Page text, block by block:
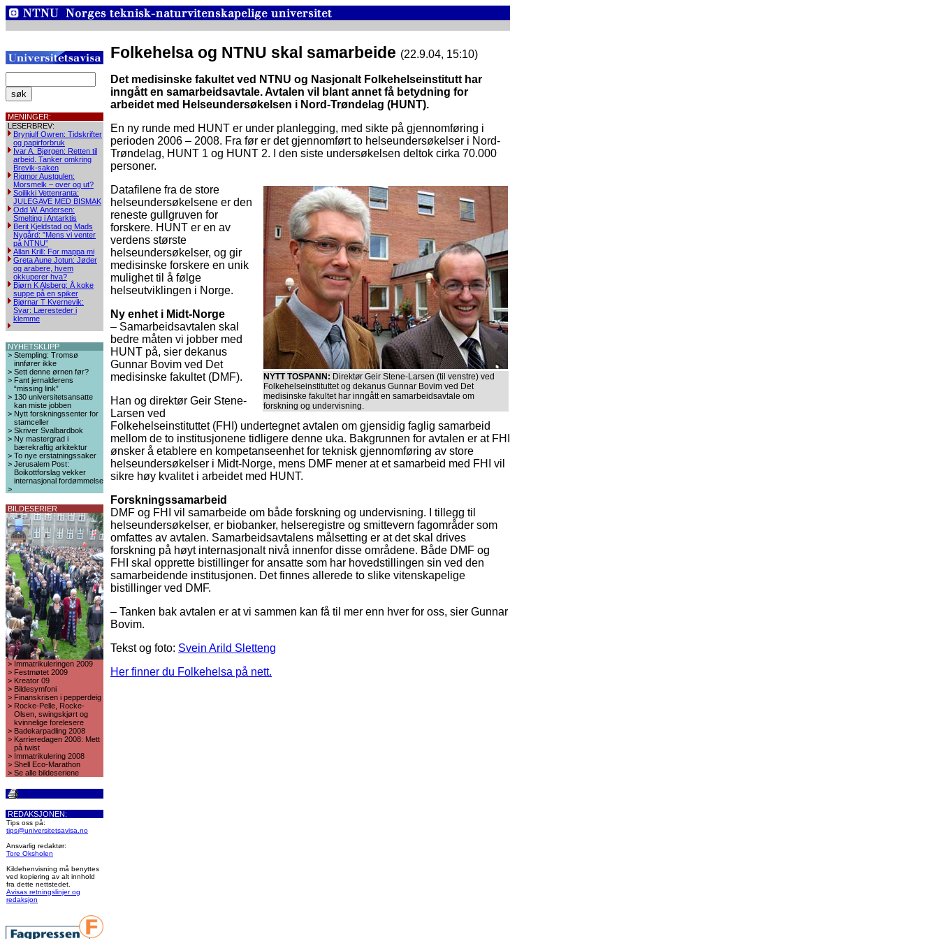
MENINGER:
LESERBREV:
Brynjulf Owren: Tidskrifter
og papirforbruk
Ivar A. Bjørgen: Retten til
arbeid. Tanker omkring
Brevik-saken
Rigmor Austgulen:
Morsmelk – over og ut?
Soilikki Vettenranta:
JULEGAVE MED BISMAK
Odd W. Andersen:
Smelting i Antarktis
Berit Kjeldstad og Mads
Nygård: ”Mens vi venter
på NTNU”
Allan Krill: For mappa mi
Greta Aune Jotun: Jøder
og arabere, hvem
okkuperer hva?
Bjørn K Alsberg: Å koke
suppe på en spiker
Bjørnar T Kvernevik:
Svar: Læresteder i
klemme
NYHETSKLIPP
> Stempling: Tromsø
innfører ikke
> Sett denne ørnen før?
> Fant jernalderens
“missing link”
> 130 universitetsansatte
kan miste jobben
> Nytt forskningssenter for
stamceller
> Skriver Svalbardbok
> Ny mastergrad i
bærekraftig arkitektur
> To nye erstatningssaker
> Jerusalem Post:
Boikottforslag vekker
internasjonal fordømmelse
>
BILDESERIER
> Immatrikuleringen 2009
> Festmøtet 2009
> Kreator 09
> Bildesymfoni
> Finanskrisen i pepperdeig
> Rocke-Pelle, Rocke-
Olsen, swingskjørt og
kvinnelige forelesere
> Badekarpadling 2008
> Karrieredagen 2008: Mett
på twist
> Immatrikulering 2008
> Shell Eco-Marathon
> Se alle bildeseriene
REDAKSJONEN:
Tips oss på:
tips@universitetsavisa.no
Ansvarlig redaktør:
Tore Oksholen
Kildehenvisning må benyttes
ved kopiering av alt innhold
fra dette nettstedet.
Avisas retningslinjer og
redaksjon
Folkehelsa og NTNU skal samarbeide (22.9.04, 15:10)
Det medisinske fakultet ved NTNU og Nasjonalt Folkehelseinstitutt har
inngått en samarbeidsavtale. Avtalen vil blant annet få betydning for
arbeidet med Helseundersøkelsen i Nord-Trøndelag (HUNT).
En ny runde med HUNT er under planlegging, med sikte på gjennomføring i
perioden 2006 – 2008. Fra før er det gjennomført to helseundersøkelser i Nord-
Trøndelag, HUNT 1 og HUNT 2. I den siste undersøkelsen deltok cirka 70.000
personer.
NYTT TOSPANN: Direktør Geir Stene-Larsen (til venstre) ved
Folkehelseinstituttet og dekanus Gunnar Bovim ved Det
medisinske fakultet har inngått en samarbeidsavtale om
forskning og undervisning.
Datafilene fra de store
helseundersøkelsene er den
reneste gullgruven for
forskere. HUNT er en av
verdens største
helseundersøkelser, og gir
medisinske forskere en unik
mulighet til å følge
helseutviklingen i Norge.
Ny enhet i Midt-Norge
– Samarbeidsavtalen skal
bedre måten vi jobber med
HUNT på, sier dekanus
Gunnar Bovim ved Det
medisinske fakultet (DMF).
Han og direktør Geir Stene-
Larsen ved
Folkehelseinstituttet (FHI) undertegnet avtalen om gjensidig faglig samarbeid
mellom de to institusjonene tidligere denne uka. Bakgrunnen for avtalen er at FHI
ønsker å etablere en kompetanseenhet for teknisk gjennomføring av store
helseundersøkelser i Midt-Norge, mens DMF mener at et samarbeid med FHI vil
sikre høy kvalitet i arbeidet med HUNT.
Forskningssamarbeid
DMF og FHI vil samarbeide om både forskning og undervisning. I tillegg til
helseundersøkelser, er biobanker, helseregistre og smittevern fagområder som
omfattes av avtalen. Samarbeidsavtalens målsetting er at det skal drives
forskning på høyt internasjonalt nivå innenfor disse områdene. Både DMF og
FHI skal opprette bistillinger for ansatte som har hovedstillingen sin ved den
samarbeidende institusjonen. Det finnes allerede to slike vitenskapelige
bistillinger ved DMF.
– Tanken bak avtalen er at vi sammen kan få til mer enn hver for oss, sier Gunnar
Bovim.
Tekst og foto: Svein Arild Sletteng
Her finner du Folkehelsa på nett.